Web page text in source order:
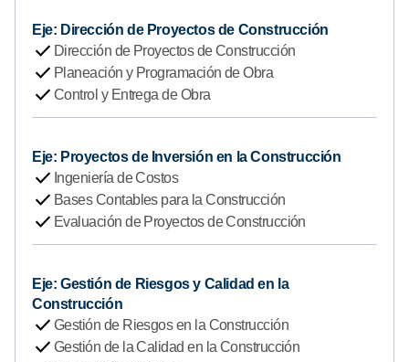
l
t
a
r
d
t
a
l
l
e
e
1
Eje: Dirección de Proyectos de Construcción
check Dirección de Proyectos de Construcción
check Planeación y Programación de Obra
check Control y Entrega de Obra
Eje: Proyectos de Inversión en la Construcción
check Ingeniería de Costos
check Bases Contables para la Construcción
check Evaluación de Proyectos de Construcción
Eje: Gestión de Riesgos y Calidad en la
Construcción
check Gestión de Riesgos en la Construcción
check Gestión de la Calidad en la Construcción